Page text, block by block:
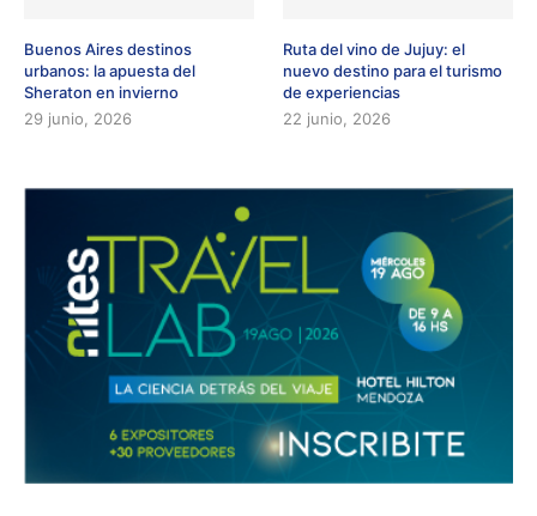
Buenos Aires destinos
urbanos: la apuesta del
Sheraton en invierno
29 junio, 2026
Ruta del vino de Jujuy: el
nuevo destino para el turismo
de experiencias
22 junio, 2026